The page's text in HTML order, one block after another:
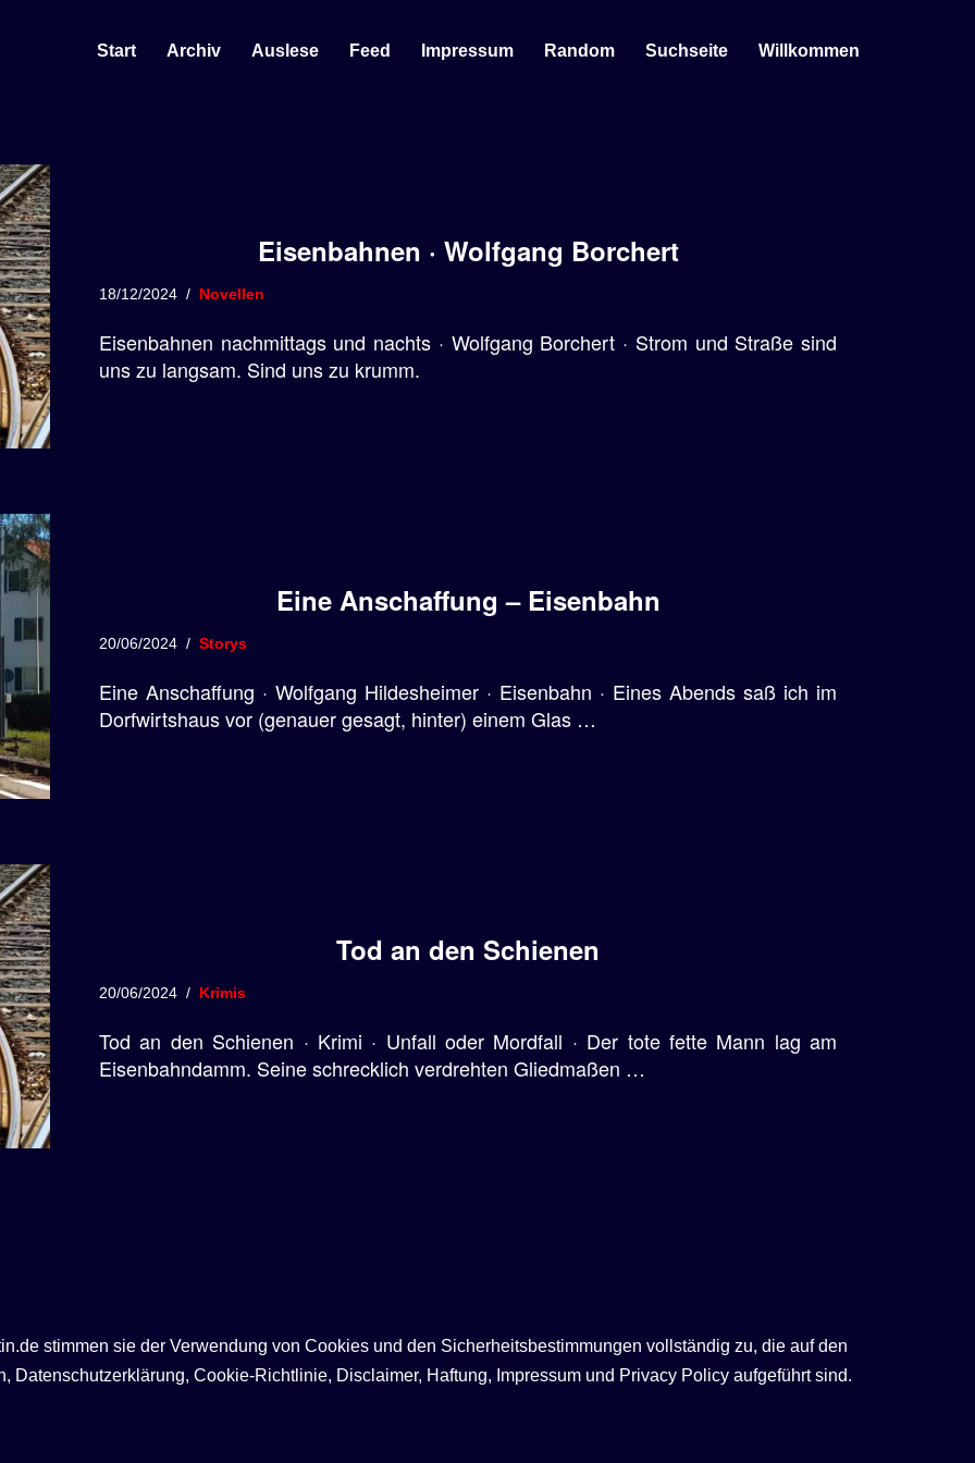
Start Archiv Auslese Feed Impressum Random Suchseite Willkommen
Eisenbahnen · Wolfgang Borchert
18/12/2024 Novellen
Eisenbahnen nachmittags und nachts · Wolfgang Borchert · Strom und Straße sind
uns zu langsam. Sind uns zu krumm.
Eine Anschaffung – Eisenbahn
20/06/2024 Storys
Eine Anschaffung · Wolfgang Hildesheimer · Eisenbahn · Eines Abends saß ich im
Dorfwirtshaus vor (genauer gesagt, hinter) einem Glas …
Tod an den Schienen
20/06/2024 Krimis
Tod an den Schienen · Krimi · Unfall oder Mordfall · Der tote fette Mann lag am
Eisenbahndamm. Seine schrecklich verdrehten Gliedmaßen …
stimmen sie der Verwendung von Cookies und den Sicherheitsbestimmungen vollständig zu, die auf den
Datenschutzerklärung, Cookie-Richtlinie, Disclaimer, Haftung, Impressum und Privacy Policy aufgeführt sind.